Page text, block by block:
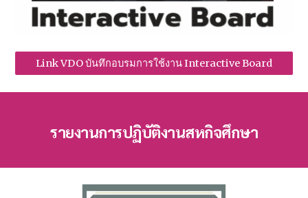
Link VDO บันทึกอบรมการใช้งาน Interactive Board
รายงานการปฏิบัติงานสหกิจศึกษา